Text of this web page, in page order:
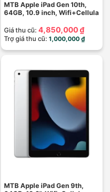
MTB Apple iPad Gen 10th,
64GB, 10.9 inch, Wifi+Cellula
Giá thu cũ: 4,850,000 ₫
Trợ giá thu cũ: 1,000,000 ₫
MTB Apple iPad Gen 9th,